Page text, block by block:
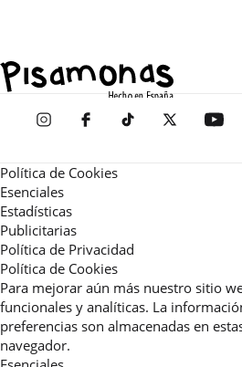
Política de Cookies
Esenciales
Estadísticas
Publicitarias
Política de Privacidad
Política de Cookies
Para mejorar aún más nuestro sitio
funcionales y analíticas. La
preferencias son almacenadas en
navegador.